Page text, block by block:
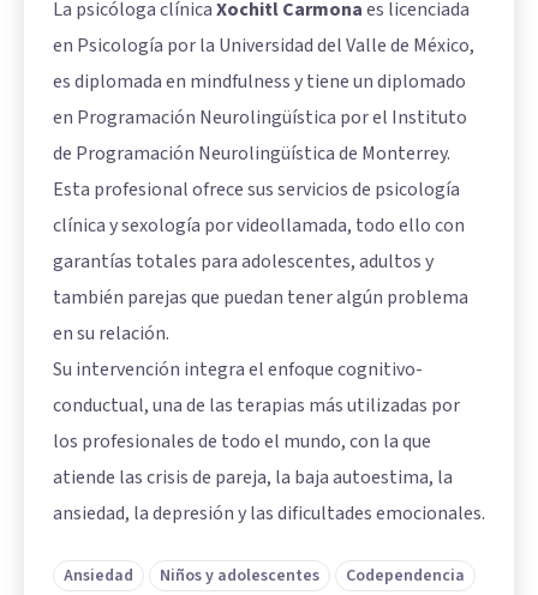
La psicóloga clínicaXochitl Carmonaes licenciada
en Psicología por la Universidad del Valle de México,
es diplomada en mindfulness y tiene un diplomado
en Programación Neurolingüística por el Instituto
de Programación Neurolingüística de Monterrey.
Esta profesional ofrece sus servicios de psicología
clínica y sexología por videollamada, todo ello con
garantías totales para adolescentes, adultos y
también parejas que puedan tener algún problema
en su relación.
Su intervención integra el enfoque cognitivo-
conductual, una de las terapias más utilizadas por
los profesionales de todo el mundo, con la que
atiende las crisis de pareja, la baja autoestima, la
ansiedad, la depresión y las dificultades emocionales.
Ansiedad Niños y adolescentes
Codependencia